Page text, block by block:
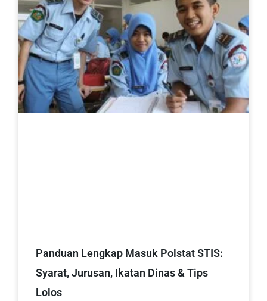
Panduan Lengkap Masuk Polstat STIS:
Syarat, Jurusan, Ikatan Dinas & Tips
Lolos